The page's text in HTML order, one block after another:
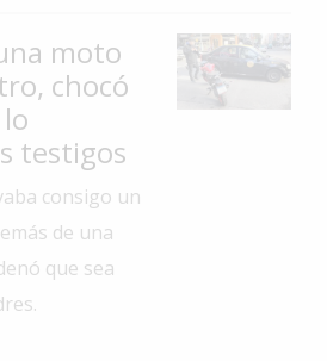
moto
chocó
testigos
consigo un
de una
que sea